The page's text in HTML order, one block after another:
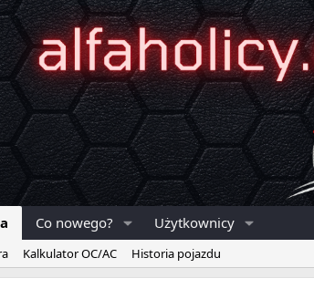
Co nowego? Użytkownicy
Kalkulator OC/AC Historia pojazdu